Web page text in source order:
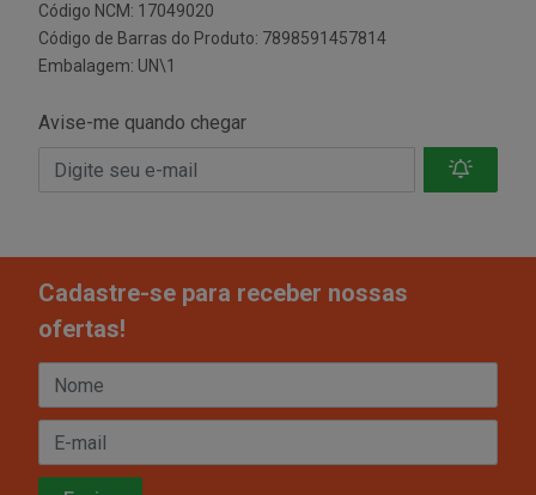
Código NCM: 17049020
Código de Barras do Produto: 7898591457814
Embalagem: UN\1
Avise-me quando chegar
Cadastre-se para receber nossas
ofertas!